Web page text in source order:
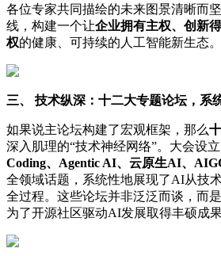
各位专家共同描绘的未来图景清晰而
线，构建一个让企业拥有主权、创新
权的健康、可持续的人工智能新生态。
三、 技术纵深：十二大专题论坛，系
如果说主论坛构建了宏观框架，那么
深入肌理的“技术神经网络”。大会设
Coding、 Agentic AI、云原生AI、
全领域话题，系统性地展现了AI从技
全过程。这些论坛并非泛泛而谈，而
为了开源社区驱动AI发展取得丰硕成